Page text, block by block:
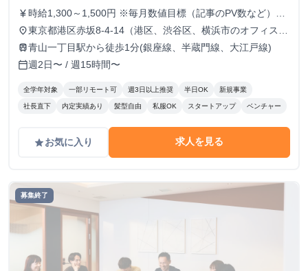
currency_yen 時給1,300～1,500円 ※毎月数値目標（記事のPV数など）を
立て、2か月連続で目標達成した場合に時給を100円アップ
します
place東京都港区赤坂8-4-14（港区、渋谷区、横浜市のオフィスに
なる場合もあります。横浜は神奈川住まいの方のみ）
train青山一丁目駅から徒歩1分(銀座線、半蔵門線、大江戸線)
calendar_today週2日〜 / 週15時間〜
全学年対象 一部リモート可 週3日以上推奨 半日OK 新規事業
社長直下 内定実績あり 髪型自由 私服OK スタートアップ ベンチャー
gradeお気に入り 求人を見る
募集終了